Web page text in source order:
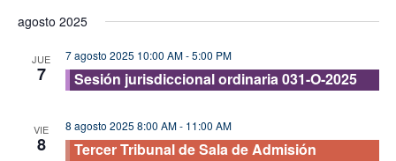
vistas
fecha.
agosto 2025
JUE
7
7 agosto 2025 10:00 AM-5:00 PM
Sesión jurisdiccional ordinaria 031-O-2025
VIE
8
8 agosto 2025 8:00 AM- 11:00 AM
Tercer Tribunal de Sala de Admisión